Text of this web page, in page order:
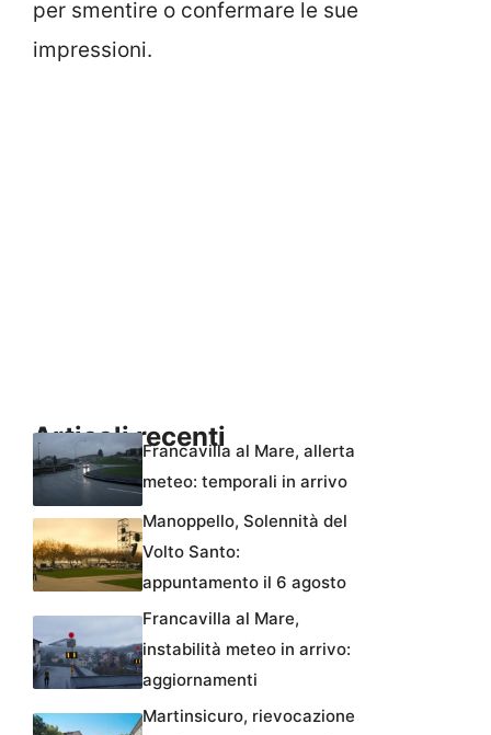
per smentire o confermare le sue
impressioni.
Articoli recentiFrancavilla al Mare, allerta
meteo: temporali in arrivo
Manoppello, Solennità del
Volto Santo:
appuntamento il 6 agosto
Francavilla al Mare,
instabilità meteo in arrivo:
aggiornamenti
Martinsicuro, rievocazione